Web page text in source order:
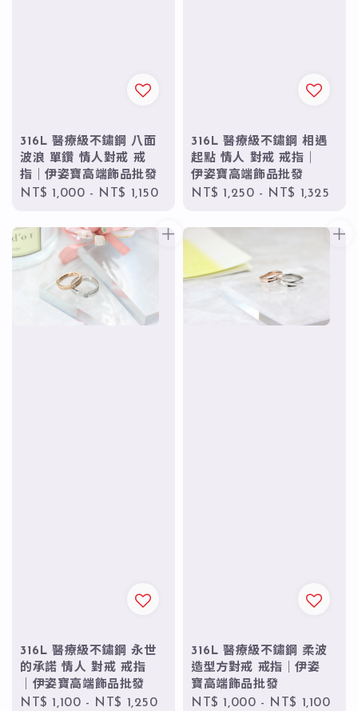
316L 醫療級不鏽鋼 八面
波浪 單鑽 情人對戒 戒
指｜伊姿寶高端飾品批發
Regular
NT$ 1,000 - NT$ 1,150
316L 醫療級不鏽鋼 相遇
起點 情人 對戒 戒指｜
伊姿寶高端飾品批發
Regular
NT$ 1,250 - NT$ 1,325
316L 醫療級不鏽鋼 永世
的承諾 情人 對戒 戒指
｜伊姿寶高端飾品批發
Regular
NT$ 1,100 - NT$ 1,250
316L 醫療級不鏽鋼 柔波
造型方對戒 戒指｜伊姿
寶高端飾品批發
Regular
NT$ 1,000 - NT$ 1,100